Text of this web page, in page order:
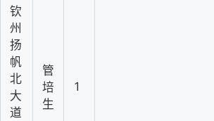
钦
州
扬
帆
北
大
道
管
培
生
1